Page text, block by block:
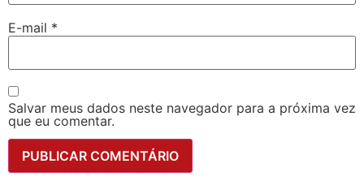
E-mail *
Salvar meus dados neste navegador para a próxima vez
que eu comentar.